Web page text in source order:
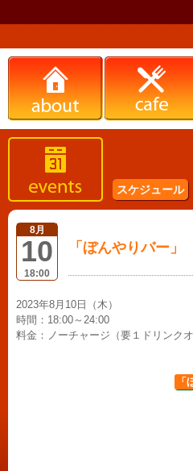
スケジュール
8月
10
18:00
「ぼんやりバー」
2023年8月10日（木）
時間：18:00～24:00
料金：ノーチャージ（要１ドリンクオ
「